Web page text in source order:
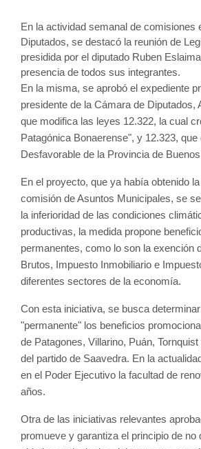
En la actividad semanal de comisiones
Diputados, se destacó la reunión de
presidida por el diputado Ruben
presencia de todos sus integrantes.
En la misma, se aprobó el expediente
presidente de la Cámara de Diputados,
que modifica las leyes 12.322, la cual
Patagónica Bonaerense", y 12.323, que
Desfavorable de la Provincia de
En el proyecto, que ya había obtenido
comisión de Asuntos Municipales, se
la inferioridad de las condiciones
productivas, la medida propone
permanentes, como lo son la exención
Brutos, Impuesto Inmobiliario e
diferentes sectores de la economía.
Con esta iniciativa, se busca
"permanente" los beneficios
de Patagones, Villarino, Puán,
del partido de Saavedra. En la
en el Poder Ejecutivo la facultad de
años.
Otra de las iniciativas relevantes
promueve y garantiza el principio de no